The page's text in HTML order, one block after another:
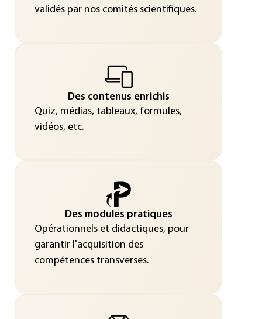
validés par nos comités scientifiques.
Des contenus enrichis
Quiz, médias, tableaux, formules,
vidéos, etc.
Des modules pratiques
Opérationnels et didactiques, pour
garantir l'acquisition des
compétences transverses.